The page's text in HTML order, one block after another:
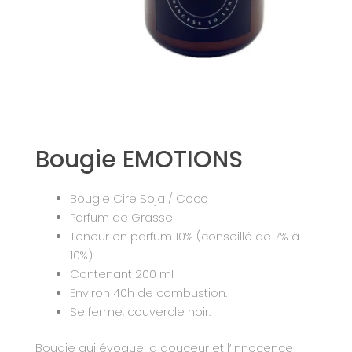
Bougie EMOTIONS
Bougie Cire Soja / Coco
Parfum de Grasse
Teneur en parfum 10% (conseillé de 7% à
10%)
Contenant 200 ml
Environ 40h de combustion.
Se ferme, couvercle noir.
Bougie qui évoque la douceur et l’innocence